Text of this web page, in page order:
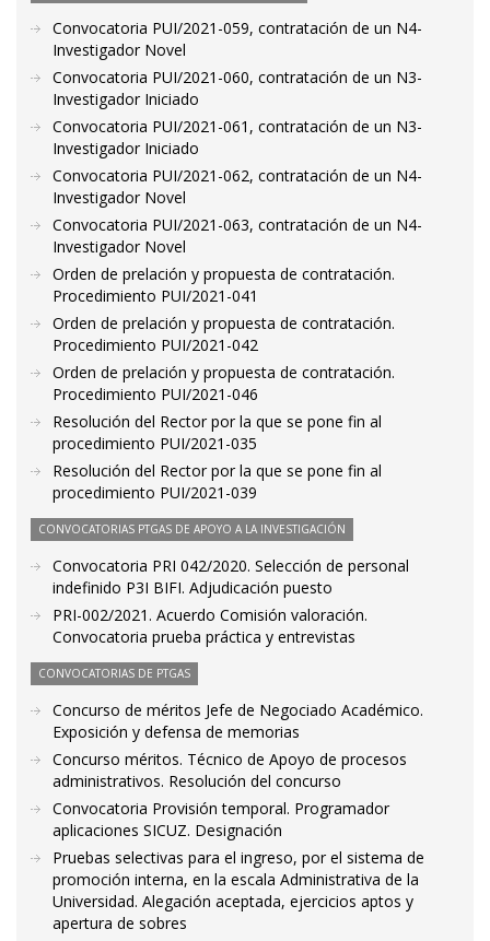
Convocatoria PUI/2021-059, contratación de un N4-
Investigador Novel
Convocatoria PUI/2021-060, contratación de un N3-
Investigador Iniciado
Convocatoria PUI/2021-061, contratación de un N3-
Investigador Iniciado
Convocatoria PUI/2021-062, contratación de un N4-
Investigador Novel
Convocatoria PUI/2021-063, contratación de un N4-
Investigador Novel
Orden de prelación y propuesta de contratación.
Procedimiento PUI/2021-041
Orden de prelación y propuesta de contratación.
Procedimiento PUI/2021-042
Orden de prelación y propuesta de contratación.
Procedimiento PUI/2021-046
Resolución del Rector por la que se pone fin al
procedimiento PUI/2021-035
Resolución del Rector por la que se pone fin al
procedimiento PUI/2021-039
CONVOCATORIAS PTGAS DE APOYO A LA INVESTIGACIÓN
Convocatoria PRI 042/2020. Selección de personal
indefinido P3I BIFI. Adjudicación puesto
PRI-002/2021. Acuerdo Comisión valoración.
Convocatoria prueba práctica y entrevistas
CONVOCATORIAS DE PTGAS
Concurso de méritos Jefe de Negociado Académico.
Exposición y defensa de memorias
Concurso méritos. Técnico de Apoyo de procesos
administrativos. Resolución del concurso
Convocatoria Provisión temporal. Programador
aplicaciones SICUZ. Designación
Pruebas selectivas para el ingreso, por el sistema de
promoción interna, en la escala Administrativa de la
Universidad. Alegación aceptada, ejercicios aptos y
apertura de sobres